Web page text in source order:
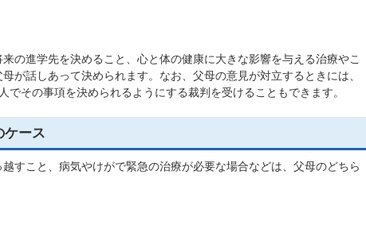
の進学先を決めること、心と体の健康に大きな影響を与える治療やこ
が話しあって決められます。なお、父母の意見が対立するときには、
でその事項を決められるようにする裁判を受けることもできます。
ケース
すこと、病気やけがで緊急の治療が必要な場合などは、父母のどちら